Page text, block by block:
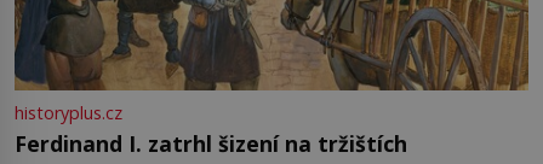
historyplus.cz
Ferdinand I. zatrhl šizení na tržištích